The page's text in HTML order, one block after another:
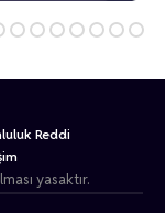
Reddi
yasaktır.